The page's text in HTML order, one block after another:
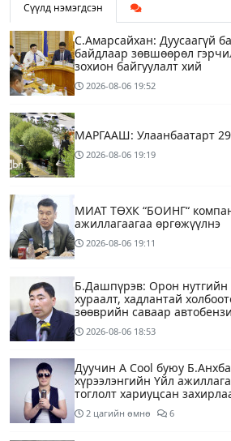
Сүүлд нэмэгдсэн
С.Амарсайхан: Дуусаагүй
байдлаар зөвшөөрөл
зохион байгуулалт хий
2026-08-06 19:52
МАРГААШ: Улаанбаатарт
2026-08-06 19:19
МИАТ ТӨХК “БОИНГ“
ажиллагаагаа өргөжүүлнэ
2026-08-06 19:11
Б.Дашпүрэв: Орон
хураалт, хадлантай
зөөврийн саваар
2026-08-06 18:53
Дуучин A Cool буюу
хүрээлэнгийн Үйл
тоглолт хариуцсан
2 цагийн өмнө 6